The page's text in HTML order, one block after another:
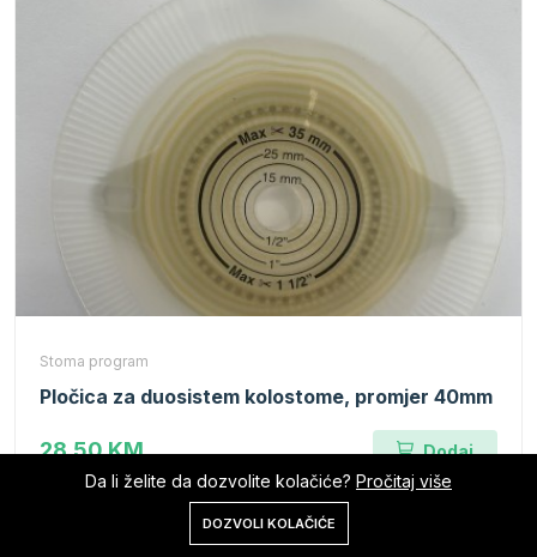
Stoma program
Pločica za duosistem kolostome, promjer 40mm
28.50 KM Dodaj
Korpa
Da li želite da dozvolite kolačiće? Pročitaj više
DOZVOLI KOLAČIĆE